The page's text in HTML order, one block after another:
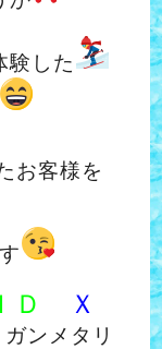
験した
お客様を
Ｄ Ｘ
ンメタリ